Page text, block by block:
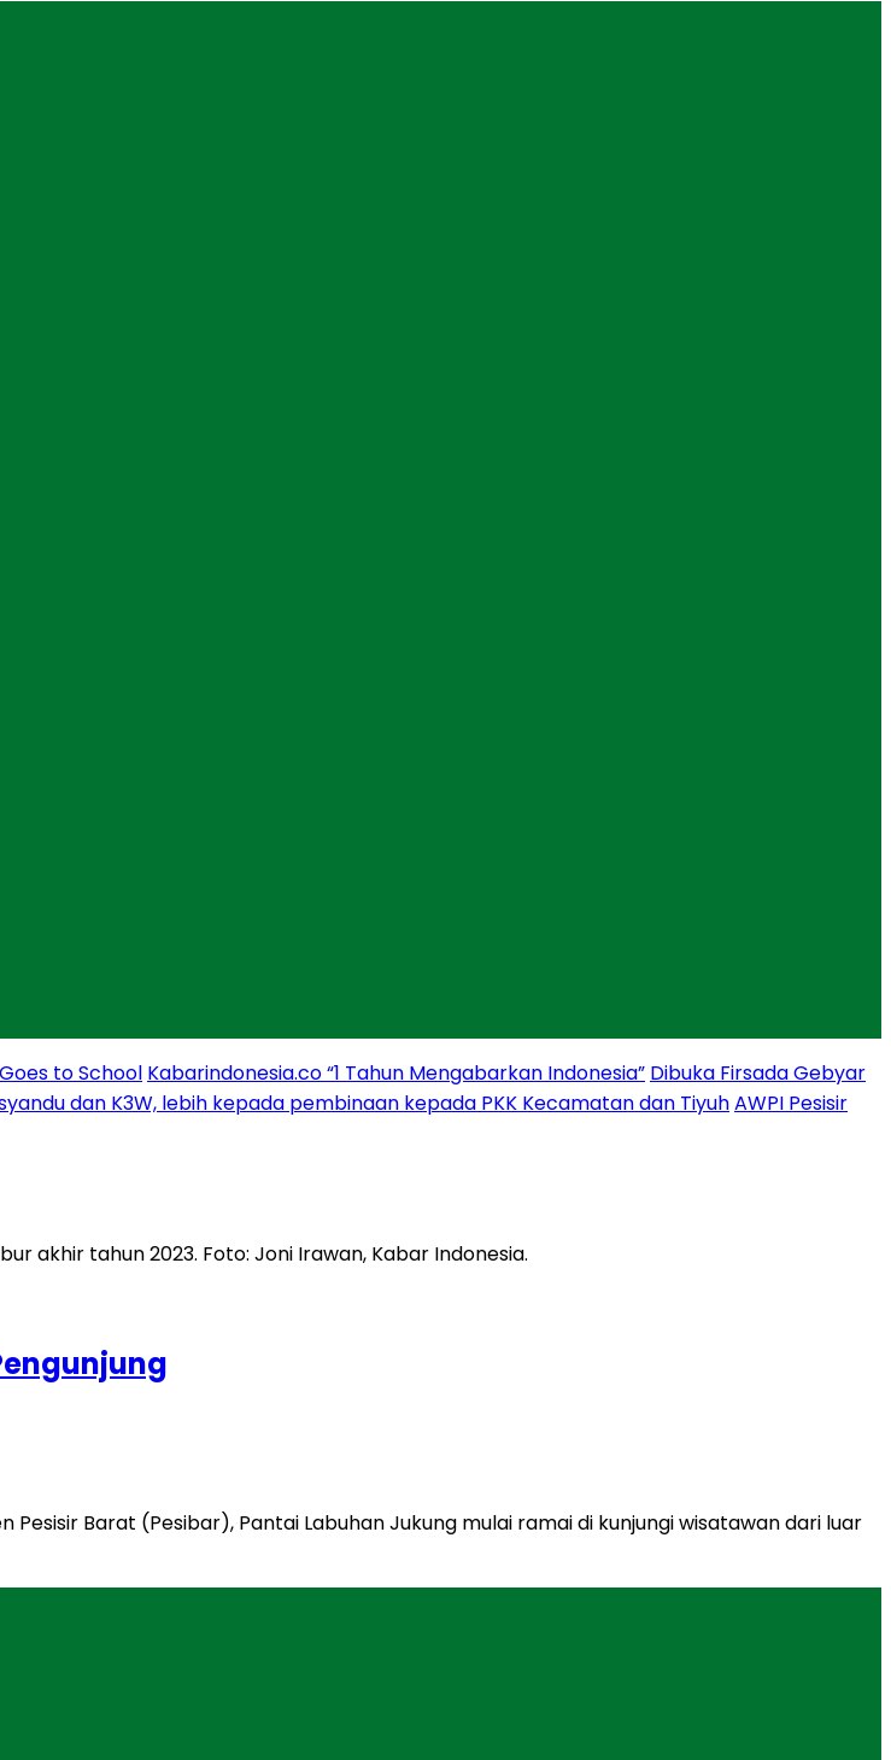
to School Kabarindonesia.co “1 Tahun Mengabarkan Indonesia” Dibuka Firsada Gebyar
dan K3W, lebih kepada pembinaan kepada PKK Kecamatan dan TiyuhAWPI Pesisir
Barat (Pesibar), Pantai Labuhan Jukung mulai ramai di kunjungi wisatawan dari luar